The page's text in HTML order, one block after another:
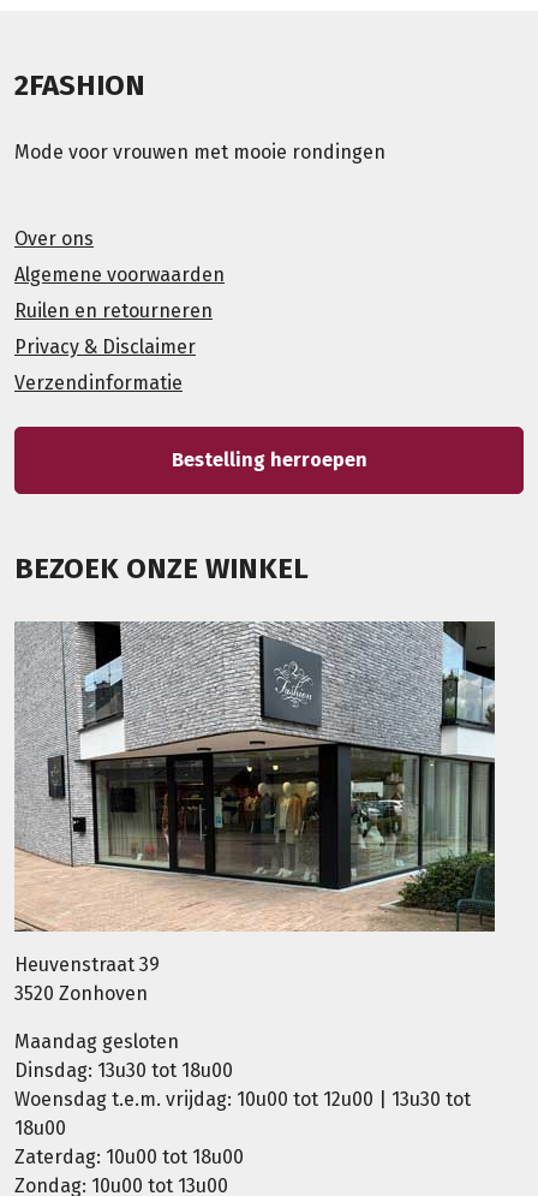
2FASHION
Mode voor vrouwen met mooie rondingen
Over ons
Algemene voorwaarden
Ruilen en retourneren
Privacy & Disclaimer
Verzendinformatie
Bestelling herroepen
BEZOEK ONZE WINKEL
Heuvenstraat 39
3520 Zonhoven
Maandag gesloten
Dinsdag: 13u30 tot 18u00
Woensdag t.e.m. vrijdag: 10u00 tot 12u00 | 13u30 tot
18u00
Zaterdag: 10u00 tot 18u00
Zondag: 10u00 tot 13u00